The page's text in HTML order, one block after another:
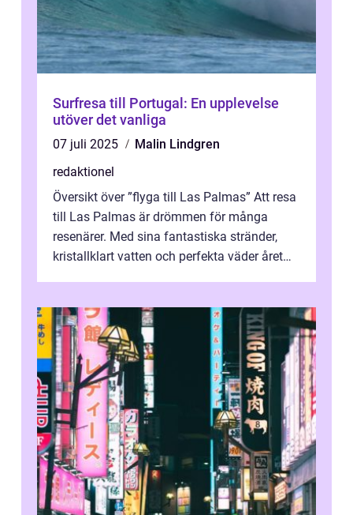
Surfresa till Portugal: En upplevelse
utöver det vanliga
07 juli 2025
Malin Lindgren
redaktionel
Översikt över ”flyga till Las Palmas” Att resa
till Las Palmas är drömmen för många
resenärer. Med sina fantastiska stränder,
kristallklart vatten och perfekta väder året